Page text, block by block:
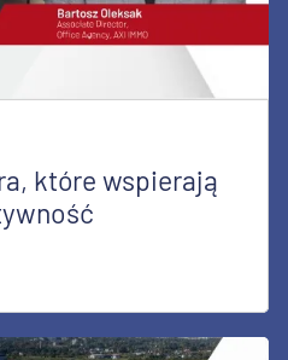
które wspierają